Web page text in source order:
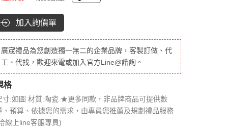
加入詢價單
廣宬禮品為您創造獨一無二的企業品牌，客製訂做、代
工、代找，歡迎來電或加入官方Line@諮詢。
格
寸:如圖 材質:陶瓷 ★更多同款，非品牌商品可提供數
、預算、依據您的需求，由專員您推薦及規劃禮品服務
線上line客服專員)